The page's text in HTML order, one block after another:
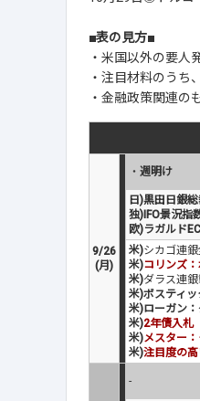
■表の見方■
・米国以外の要人
・注目材料のうち
・金融政策関連の
9/26
(月)
・ 週明け
日)黒田日銀
独)IFO景況指
欧)ラガルド
米)シカゴ連
米)コリンズ
米)ダラス連
米)ボスティ
米)ローガン
米)2年債入札
米)メスター
米)注目度の
-